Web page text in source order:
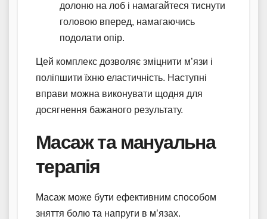
долоню на лоб і намагайтеся тиснути
головою вперед, намагаючись
подолати опір.
Цей комплекс дозволяє зміцнити м’язи і
поліпшити їхню еластичність. Наступні
вправи можна виконувати щодня для
досягнення бажаного результату.
Масаж та мануальна
терапія
Масаж може бути ефективним способом
зняття болю та напруги в м’язах.